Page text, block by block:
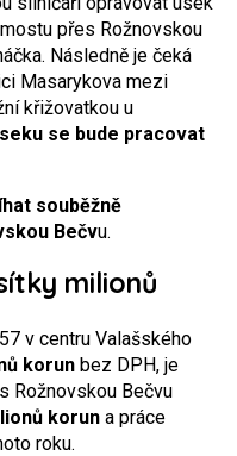
přes Rožnovskou
Následně je čeká
Masarykova mezi
křižovatkou u
se bude pracovat
souběžně
Bečvu.
milionů
v centru Valašského
korun bez DPH, je
Rožnovskou Bečvu
korun a práce
roku.